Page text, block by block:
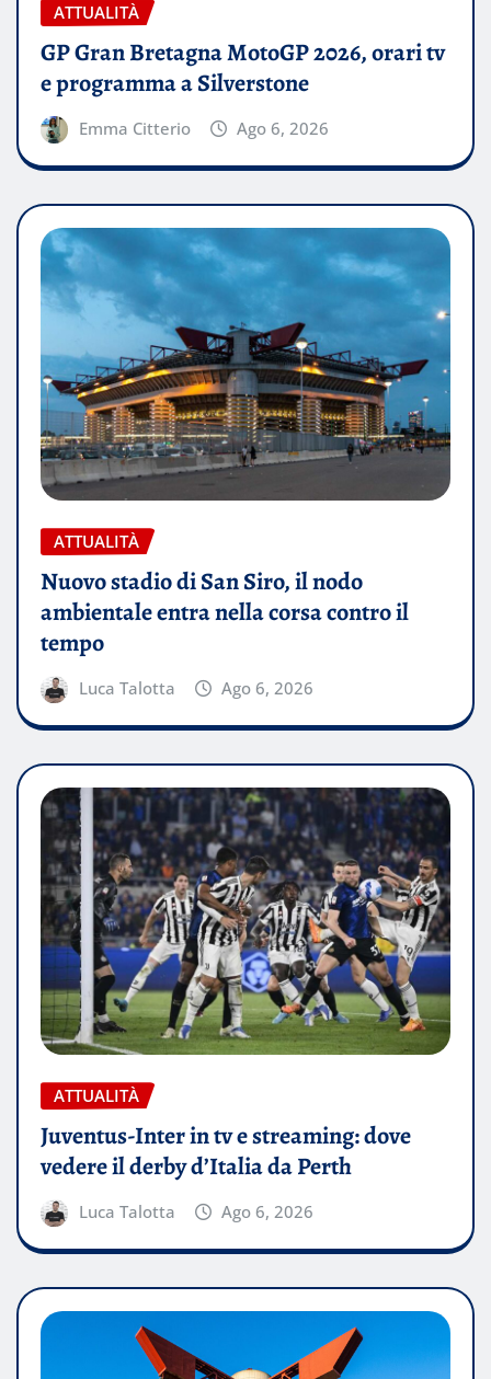
ATTUALITÀ
GP Gran Bretagna MotoGP 2026, orari tv
e programma a Silverstone
Emma Citterio Ago 6, 2026
ATTUALITÀ
Nuovo stadio di San Siro, il nodo
ambientale entra nella corsa contro il
tempo
Luca Talotta Ago 6, 2026
ATTUALITÀ
Juventus-Inter in tv e streaming: dove
vedere il derby d’Italia da Perth
Luca Talotta Ago 6, 2026